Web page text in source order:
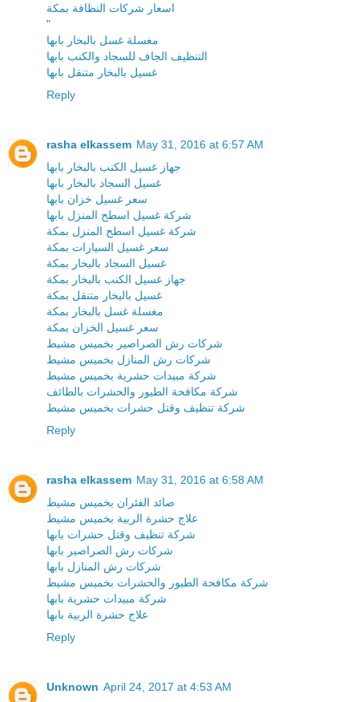
اسعار شركات النظافة بمكة
"
مغسلة غسل بالبخار بابها
التنظيف الجاف للسجاد والكنب بابها
غسيل بالبخار متنقل بابها
Reply
rasha elkassem May 31, 2016 at 6:57 AM
جهاز غسيل الكنب بالبخار بابها
غسيل السجاد بالبخار بابها
سعر غسيل خزان بابها
شركة غسيل اسطح المنزل بابها
شركة غسيل اسطح المنزل بمكة
سعر غسيل السيارات بمكة
غسيل السجاد بالبخار بمكة
جهاز غسيل الكنب بالبخار بمكة
غسيل بالبخار متنقل بمكة
مغسلة غسل بالبخار بمكة
سعر غسيل الخزان بمكة
شركات رش الصراصير بخميس مشيط
شركات رش المنازل بخميس مشيط
شركة مبيدات حشرية بخميس مشيط
شركة مكافحة الطيور والحشرات بالطائف
شركة تنظيف وقتل حشرات بخميس مشيط
Reply
rasha elkassem May 31, 2016 at 6:58 AM
صائد الفئران بخميس مشيط
علاج حشرة الربية بخميس مشيط
شركة تنظيف وقتل حشرات بابها
شركات رش الصراصير بابها
شركات رش المنازل بابها
شركة مكافحة الطيور والحشرات بخميس مشيط
شركة مبيدات حشرية بابها
علاج حشرة الربية بابها
Reply
Unknown April 24, 2017 at 4:53 AM